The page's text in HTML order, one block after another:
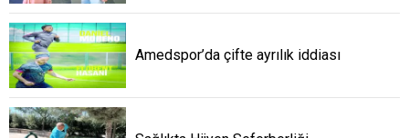
Amedspor’da çifte ayrılık iddiası